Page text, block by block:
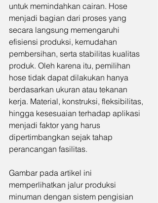
untuk memindahkan cairan. Hose
menjadi bagian dari proses yang
secara langsung memengaruhi
efisiensi produksi, kemudahan
pembersihan, serta stabilitas kualitas
produk. Oleh karena itu, pemilihan
hose tidak dapat dilakukan hanya
berdasarkan ukuran atau tekanan
kerja. Material, konstruksi, fleksibilitas,
hingga kesesuaian terhadap aplikasi
menjadi faktor yang harus
dipertimbangkan sejak tahap
perancangan fasilitas.
Gambar pada artikel ini
memperlihatkan jalur produksi
minuman dengan sistem pengisian